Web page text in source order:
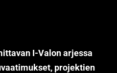
I-Valon arjessa
projektien